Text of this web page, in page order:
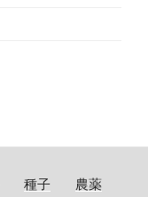
種子
農薬